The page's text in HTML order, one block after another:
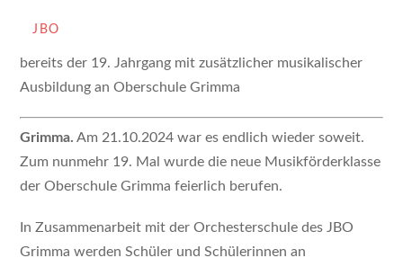
JBO
bereits der 19. Jahrgang mit zusätzlicher musikalischer
Ausbildung an Oberschule Grimma
Grimma. Am 21.10.2024 war es endlich wieder soweit.
Zum nunmehr 19. Mal wurde die neue Musikförderklasse
der Oberschule Grimma feierlich berufen.
In Zusammenarbeit mit der Orchesterschule des JBO
Grimma werden Schüler und Schülerinnen an